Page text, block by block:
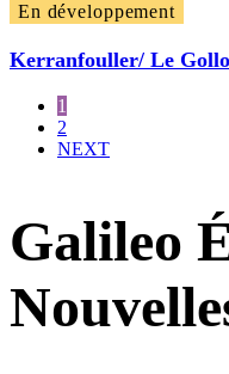
En développement
Kerranfouller/ Le
1
2
NEXT
Galileo